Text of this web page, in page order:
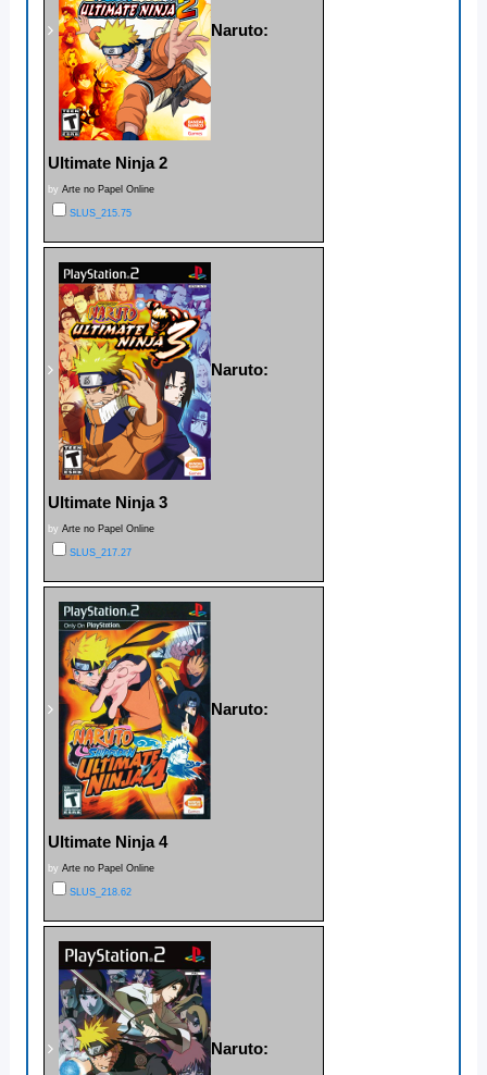
Naruto:
Ultimate Ninja 2
by Arte no Papel Online
SLUS_215.75
Naruto:
Ultimate Ninja 3
by Arte no Papel Online
SLUS_217.27
Naruto:
Ultimate Ninja 4
by Arte no Papel Online
SLUS_218.62
Naruto: